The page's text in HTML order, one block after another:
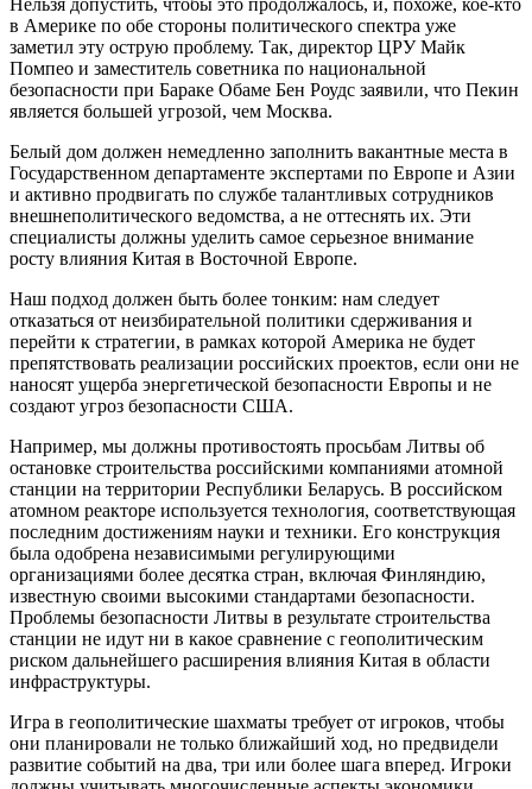
в Америке по обе стороны политического спектра уже
заметил эту острую проблему. Так, директор ЦРУ Майк
Помпео и заместитель советника по национальной
безопасности при Бараке Обаме Бен Роудс заявили, что Пекин
является большей угрозой, чем Москва.
Белый дом должен немедленно заполнить вакантные места в
Государственном департаменте экспертами по Европе и Азии
и активно продвигать по службе талантливых сотрудников
внешнеполитического ведомства, а не оттеснять их. Эти
специалисты должны уделить самое серьезное внимание
росту влияния Китая в Восточной Европе.
Наш подход должен быть более тонким: нам следует
отказаться от неизбирательной политики сдерживания и
перейти к стратегии, в рамках которой Америка не будет
препятствовать реализации российских проектов, если они не
наносят ущерба энергетической безопасности Европы и не
создают угроз безопасности США.
Например, мы должны противостоять просьбам Литвы об
остановке строительства российскими компаниями атомной
станции на территории Республики Беларусь. В российском
атомном реакторе используется технология, соответствующая
последним достижениям науки и техники. Его конструкция
была одобрена независимыми регулирующими
организациями более десятка стран, включая Финляндию,
известную своими высокими стандартами безопасности.
Проблемы безопасности Литвы в результате строительства
станции не идут ни в какое сравнение с геополитическим
риском дальнейшего расширения влияния Китая в области
инфраструктуры.
Игра в геополитические шахматы требует от игроков, чтобы
они планировали не только ближайший ход, но предвидели
развитие событий на два, три или более шага вперед. Игроки